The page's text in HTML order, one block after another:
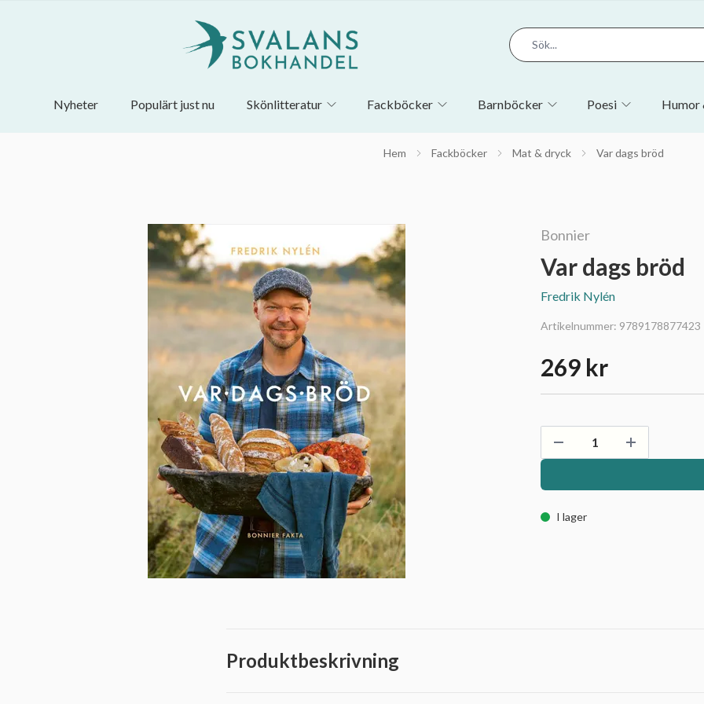
Nyheter Populärt just nu Skönlitteratur Fackböcker Barnböcker Poesi Humor
Hem Fackböcker Mat & dryck Var dags bröd
Bonnier
Var dags bröd
Fredrik Nylén
Artikelnummer: 9789178877423
269 kr
I lager
Produktbeskrivning